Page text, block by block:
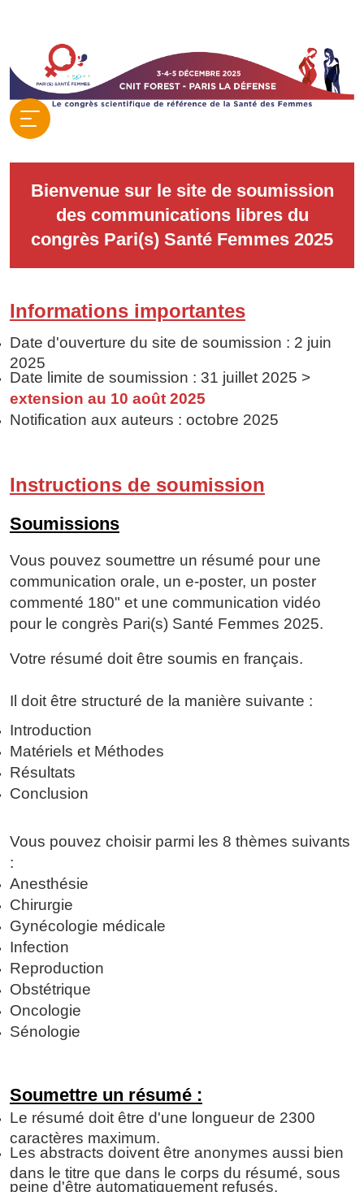
Bienvenue sur le site de soumission
des communications libres du
congrès Pari(s) Santé Femmes 2025
Informations importantes
Date d'ouverture du site de soumission : 2 juin
2025
Date limite de soumission : 31 juillet 2025 >
extension au 10 août 2025
Notification aux auteurs : octobre 2025
Instructions de soumission
Soumissions
Vous pouvez soumettre un résumé pour une
communication orale, un e-poster, un poster
commenté 180" et une communication vidéo
pour le congrès Pari(s) Santé Femmes 2025.
Votre résumé doit être soumis en français.
Il doit être structuré de la manière suivante :
Introduction
Matériels et Méthodes
Résultats
Conclusion
Vous pouvez choisir parmi les 8 thèmes suivants
:
Anesthésie
Chirurgie
Gynécologie médicale
Infection
Reproduction
Obstétrique
Oncologie
Sénologie
Soumettre un résumé :
Le résumé doit être d'une longueur de 2300
caractères maximum.
Les abstracts doivent être anonymes aussi bien
dans le titre que dans le corps du résumé, sous
peine d'être automatiquement refusés.